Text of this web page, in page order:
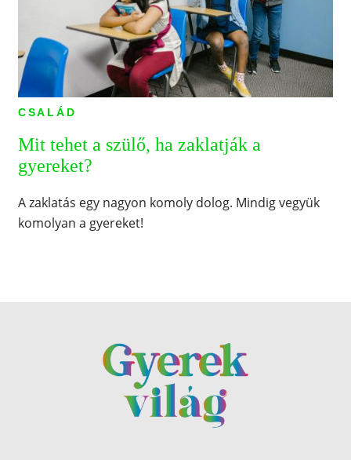
CSALÁD
Mit tehet a szülő, ha zaklatják a
gyereket?
A zaklatás egy nagyon komoly dolog. Mindig vegyük
komolyan a gyereket!